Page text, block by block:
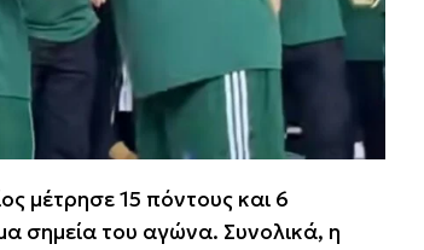
μέτρησε 15 πόντους και 6
σημεία του αγώνα. Συνολικά, η